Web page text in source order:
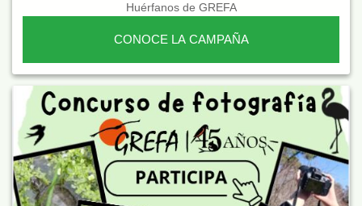
Huérfanos de GREFA
CONOCE LA CAMPAÑA